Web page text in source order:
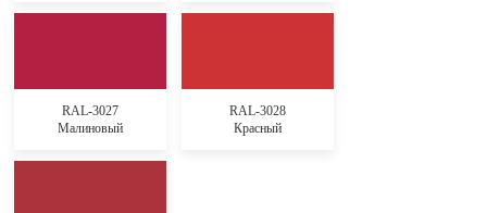
RAL-3027
Малиновый
RAL-3028
Красный